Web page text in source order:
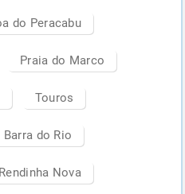
do Peracabu
Praia do Marco
Touros
Barra do Rio
Nova